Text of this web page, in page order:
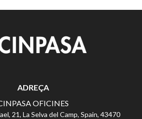
ADREÇA
OFICINES
21, La Selva del Camp, Spain, 43470